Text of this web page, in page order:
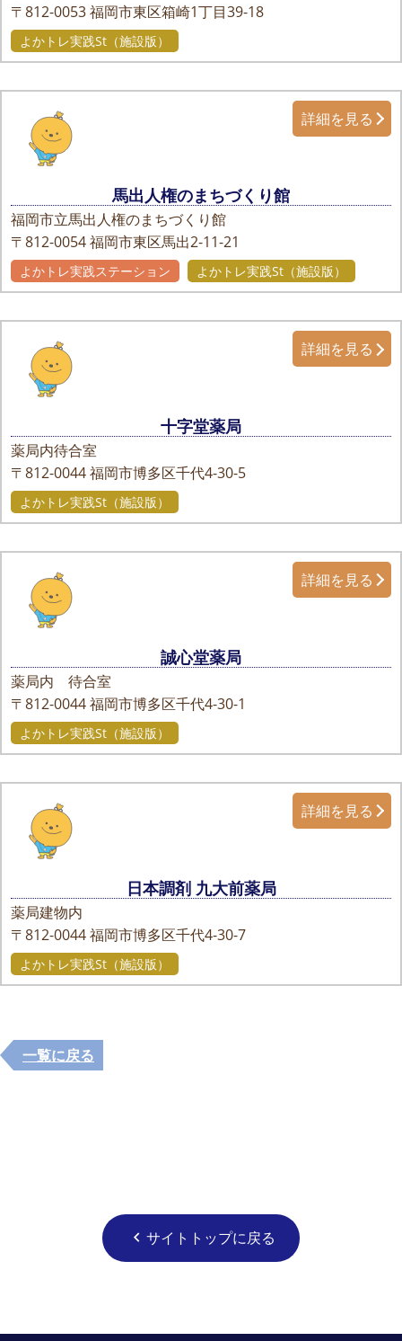
〒812-0053福岡市東区箱崎1丁目39-18
よかトレ実践St（施設版）
馬出人権のまちづくり館
福岡市立馬出人権のまちづくり館
〒812-0054福岡市東区馬出2-11-21
詳細を見る
よかトレ実践ステーション よかトレ実践St（施設版）
十字堂薬局
薬局内待合室
〒812-0044福岡市博多区千代4-30-5
詳細を見る
よかトレ実践St（施設版）
誠心堂薬局
薬局内 待合室
〒812-0044福岡市博多区千代4-30-1
詳細を見る
よかトレ実践St（施設版）
日本調剤 九大前薬局
薬局建物内
〒812-0044福岡市博多区千代4-30-7
詳細を見る
よかトレ実践St（施設版）
一覧に戻る
chevron_left サイトトップに戻る